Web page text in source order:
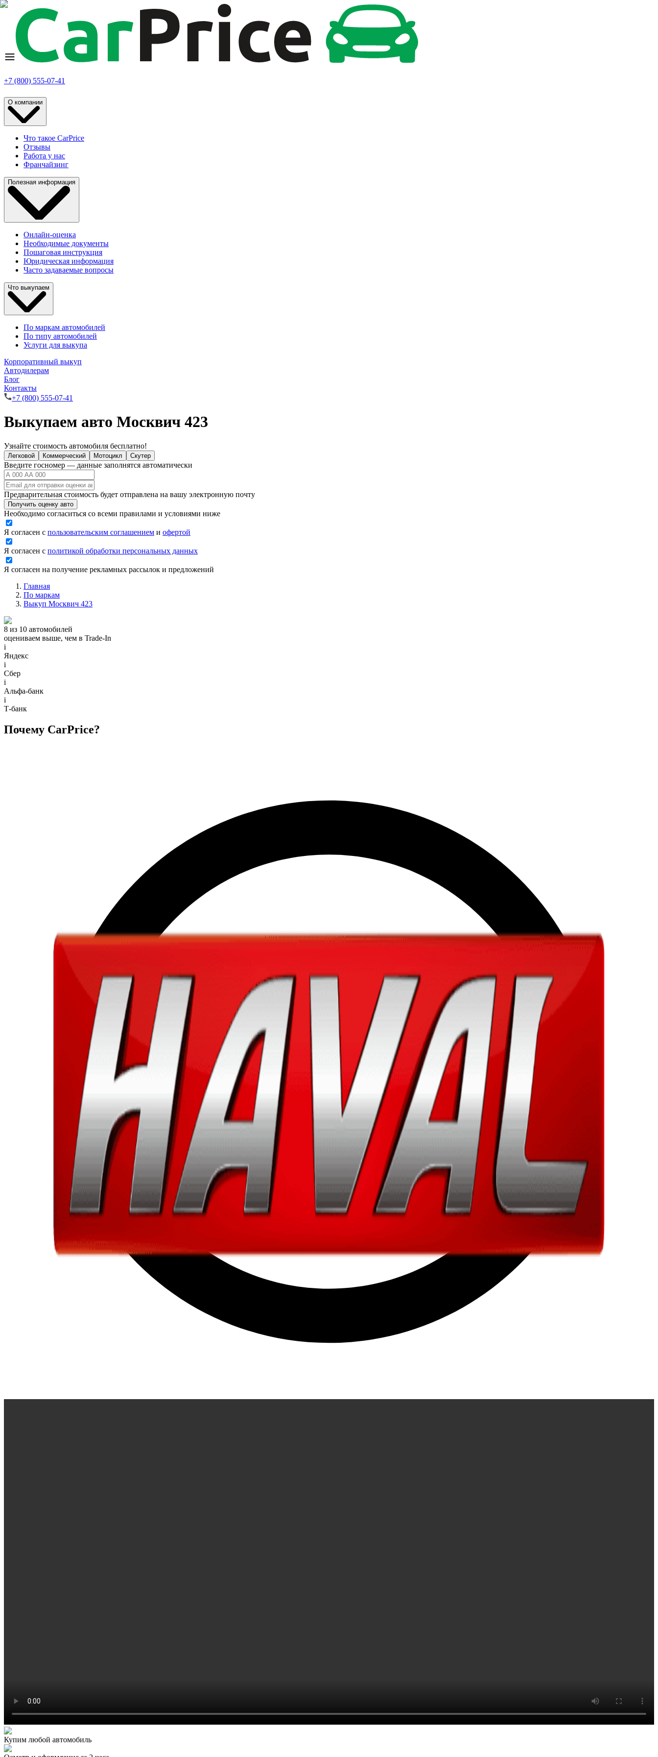
+7 (800) 555-07-41
О компании
Что такое CarPrice
Отзывы
Работа у нас
Франчайзинг
Полезная информация
Онлайн-оценка
Необходимые документы
Пошаговая инструкция
Юридическая информация
Часто задаваемые вопросы
Что выкупаем
По маркам автомобилей
По типу автомобилей
Услуги для выкупа
Корпоративный выкуп
Автодилерам
Блог
Контакты
+7 (800) 555-07-41
Выкупаем авто Москвич 423
Узнайте стоимость автомобиля бесплатно!
Легковой Коммерческий Мотоцикл Скутер
Введите госномер — данные заполнятся автоматически
Предварительная стоимость будет отправлена на вашу электронную почту
Получить оценку авто
Необходимо согласиться со всеми правилами и условиями ниже
Я согласен с пользовательским соглашением и офертой
Я согласен с политикой обработки персональных данных
Я согласен на получение рекламных рассылок и предложений
Главная
По маркам
Выкуп Москвич 423
8 из 10 автомобилей
оцениваем выше, чем в Trade‑In
i
Яндекс
i
Сбер
i
Альфа-банк
i
Т-банк
Почему CarPrice?
Купим любой автомобиль